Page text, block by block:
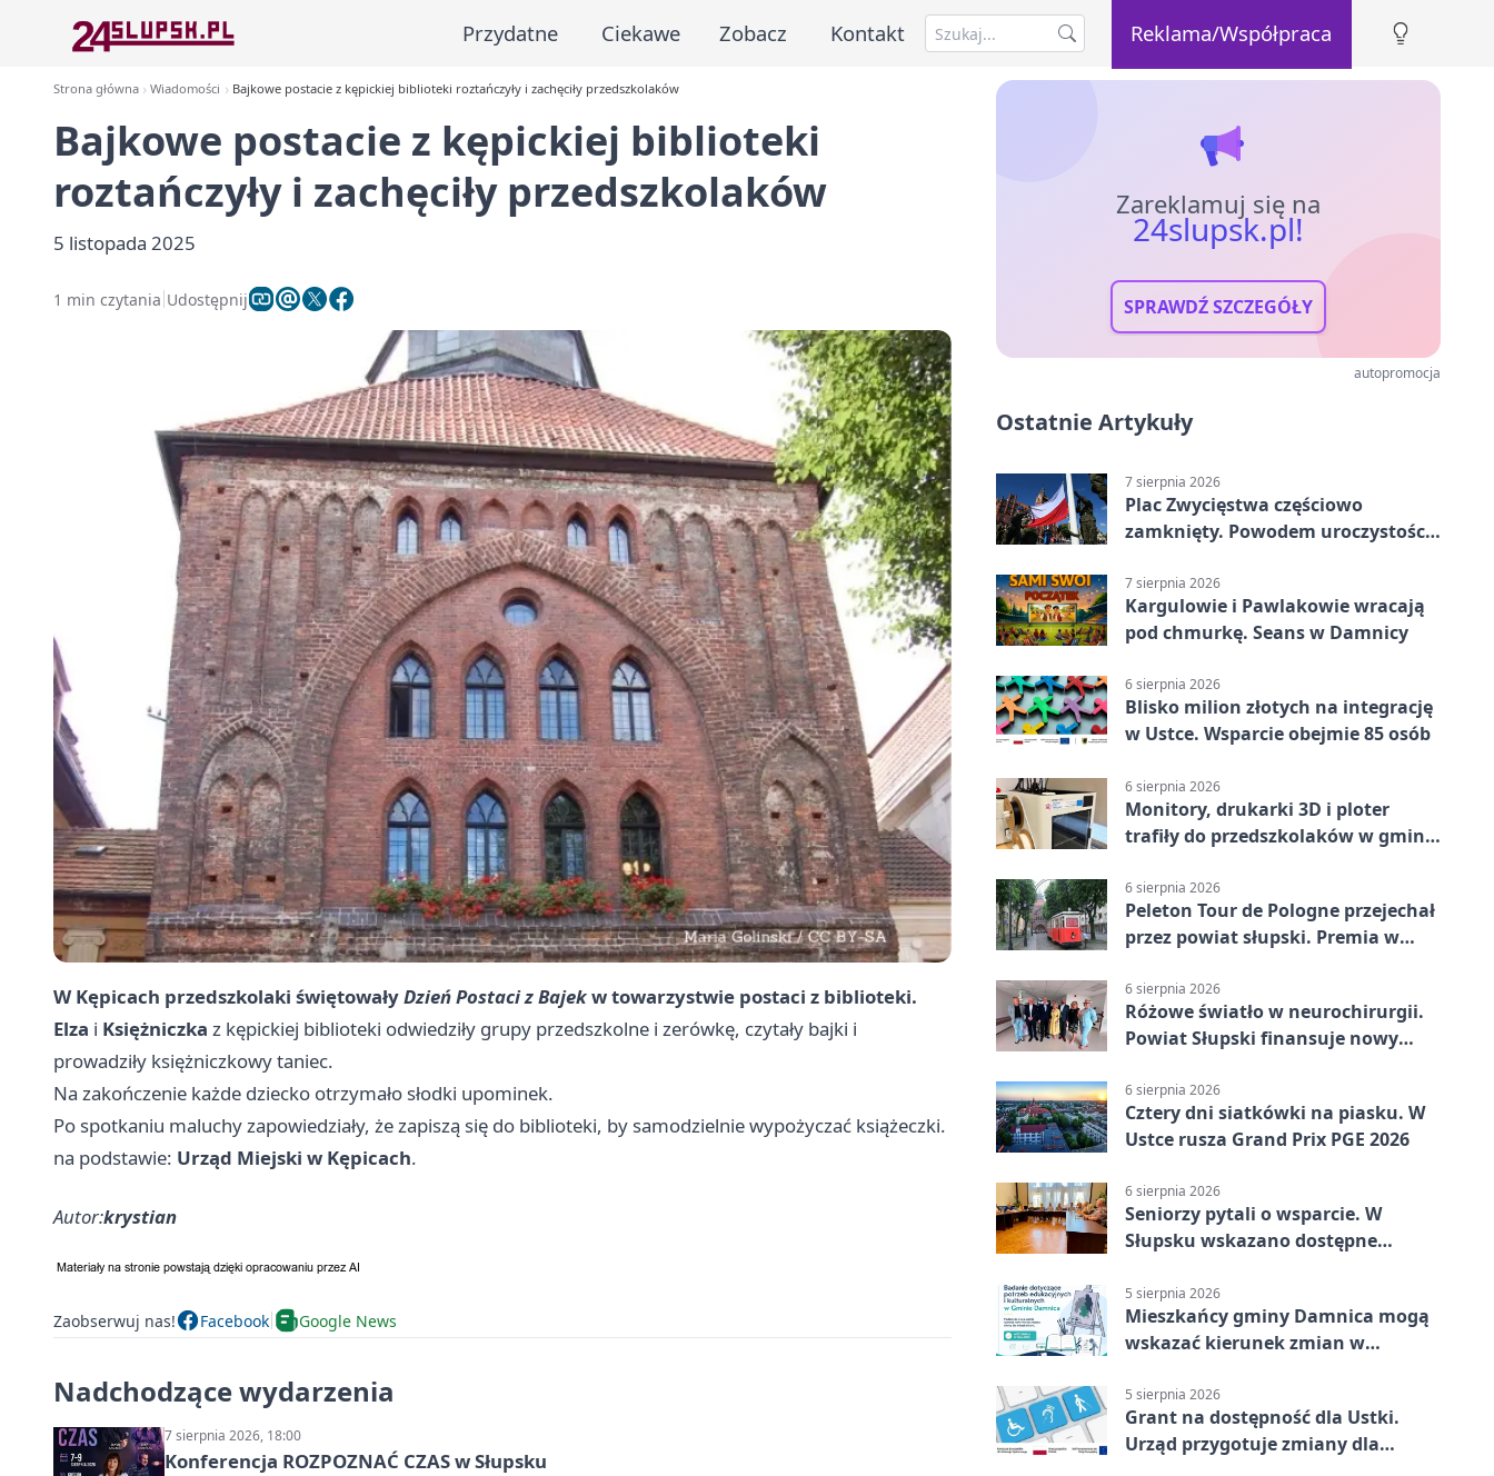
Przydatne Ciekawe Zobacz Kontakt Reklama/Współpraca
Strona główna Wiadomości Bajkowe postacie z kępickiej biblioteki roztańczyły i zachęciły przedszkolaków
Bajkowe postacie z kępickiej biblioteki
roztańczyły i zachęciły przedszkolaków
5 listopada 2025
1 min czytania Udostępnij
W Kępicach przedszkolaki świętowałyDzień Postaci z Bajekw towarzystwie postaci z biblioteki.
Elza i Księżniczka z kępickiej biblioteki odwiedziły grupy przedszkolne i zerówkę, czytały bajki i
prowadziły księżniczkowy taniec.
Na zakończenie każde dziecko otrzymało słodki upominek.
Po spotkaniu maluchy zapowiedziały, że zapiszą się do biblioteki, by samodzielnie wypożyczać książeczki.
na podstawie: Urząd Miejski w Kępicach.
Autor:krystian
Zaobserwuj nas! Facebook Google News
Nadchodzące wydarzenia
7 sierpnia 2026, 18:00
Konferencja ROZPOZNAĆ CZAS w Słupsku
Zareklamuj się na
24slupsk.pl!
SPRAWDŹ SZCZEGÓŁY
autopromocja
Ostatnie Artykuły
7 sierpnia 2026
Plac Zwycięstwa częściowo
zamknięty. Powodem uroczystości
7 sierpnia 2026
Kargulowie i Pawlakowie wracają
pod chmurkę. Seans w Damnicy
6 sierpnia 2026
Blisko milion złotych na integrację
w Ustce. Wsparcie obejmie 85 osób
6 sierpnia 2026
Monitory, drukarki 3D i ploter
trafiły do przedszkolaków w gminie
6 sierpnia 2026
Peleton Tour de Pologne przejechał
przez powiat słupski. Premia w
6 sierpnia 2026
Różowe światło w neurochirurgii.
Powiat Słupski finansuje nowy
6 sierpnia 2026
Cztery dni siatkówki na piasku. W
Ustce rusza Grand Prix PGE 2026
6 sierpnia 2026
Seniorzy pytali o wsparcie. W
Słupsku wskazano dostępne
5 sierpnia 2026
Mieszkańcy gminy Damnica mogą
wskazać kierunek zmian w
5 sierpnia 2026
Grant na dostępność dla Ustki.
Urząd przygotuje zmiany dla